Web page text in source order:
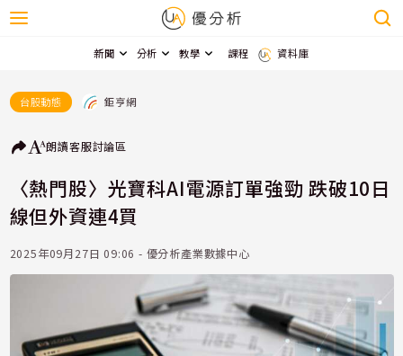
新聞 分析 教學 課程 資料庫
台股動態 鉅亨網
朗讀客服討論區
〈熱門股〉光寶科AI電源訂單強勁 跌破10日
線但外資連4買
2025年09月27日 09:06 - 優分析產業數據中心